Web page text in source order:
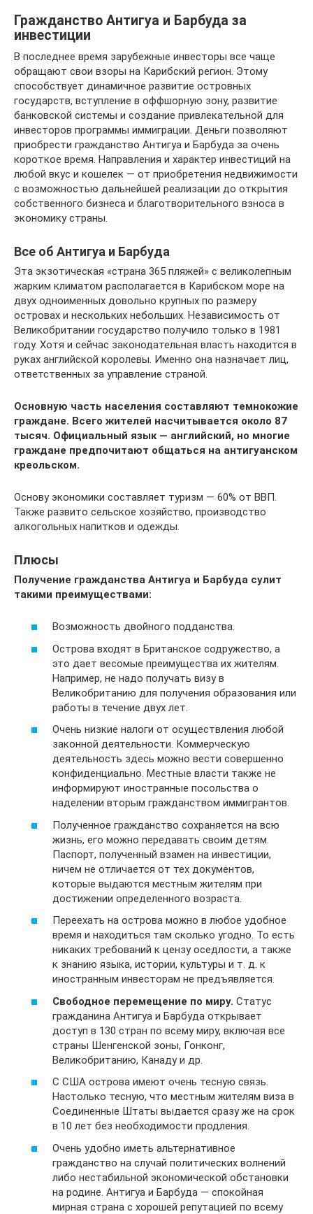
Гражданство Антигуа и Барбуда за
инвестиции
В последнее время зарубежные инвесторы все чаще
обращают свои взоры на Карибский регион. Этому
способствует динамичное развитие островных
государств, вступление в оффшорную зону, развитие
банковской системы и создание привлекательной для
инвесторов программы иммиграции. Деньги позволяют
приобрести гражданство Антигуа и Барбуда за очень
короткое время. Направления и характер инвестиций на
любой вкус и кошелек — от приобретения недвижимости
с возможностью дальнейшей реализации до открытия
собственного бизнеса и благотворительного взноса в
экономику страны.
Все об Антигуа и Барбуда
Эта экзотическая «страна 365 пляжей» с великолепным
жарким климатом располагается в Карибском море на
двух одноименных довольно крупных по размеру
островах и нескольких небольших. Независимость от
Великобритании государство получило только в 1981
году. Хотя и сейчас законодательная власть находится в
руках английской королевы. Именно она назначает лиц,
ответственных за управление страной.
Основную часть населения составляют темнокожие
граждане. Всего жителей насчитывается около 87
тысяч. Официальный язык — английский, но многие
граждане предпочитают общаться на антигуанском
креольском.
Основу экономики составляет туризм — 60% от ВВП.
Также развито сельское хозяйство, производство
алкогольных напитков и одежды.
Плюсы
Получение гражданства Антигуа и Барбуда сулит
такими преимуществами:
Возможность двойного подданства.
Острова входят в Британское содружество, а
это дает весомые преимущества их жителям.
Например, не надо получать визу в
Великобританию для получения образования или
работы в течение двух лет.
Очень низкие налоги от осуществления любой
законной деятельности. Коммерческую
деятельность здесь можно вести совершенно
конфиденциально. Местные власти также не
информируют иностранные посольства о
наделении вторым гражданством иммигрантов.
Полученное гражданство сохраняется на всю
жизнь, его можно передавать своим детям.
Паспорт, полученный взамен на инвестиции,
ничем не отличается от тех документов,
которые выдаются местным жителям при
достижении определенного возраста.
Переехать на острова можно в любое удобное
время и находиться там сколько угодно. То есть
никаких требований к цензу оседлости, а также
к знанию языка, истории, культуры и т. д. к
иностранным инвесторам не предъявляется.
Свободное перемещение по миру. Статус
гражданина Антигуа и Барбуда открывает
доступ в 130 стран по всему миру, включая все
страны Шенгенской зоны, Гонконг,
Великобританию, Канаду и др.
С США острова имеют очень тесную связь.
Настолько тесную, что местным жителям виза в
Соединенные Штаты выдается сразу же на срок
в 10 лет без необходимости продления.
Очень удобно иметь альтернативное
гражданство на случай политических волнений
либо нестабильной экономической обстановки
на родине. Антигуа и Барбуда — спокойная
мирная страна с хорошей репутацией по всему